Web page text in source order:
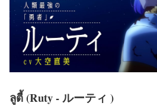
ลูตี้ (Ruty - ルーティ )